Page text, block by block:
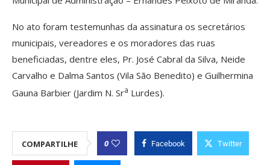
No ato foram testemunhas da assinatura os secretários
municipais, vereadores e os moradores das ruas
beneficiadas, dentre eles, Pr. José Cabral da Silva, Neide
Carvalho e Dalma Santos (Vila São Benedito) e Guilhermina
Gauna Barbier (Jardim N. Sra Lurdes).
COMPARTILHE 0 Facebook Twitter